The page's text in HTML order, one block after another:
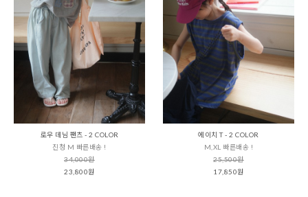
로우 데님 팬츠 - 2 COLOR
진청 M 빠른배송 !
34,000원
23,800원
에이치 T - 2 COLOR
M,XL 빠른배송 !
25,500원
17,850원